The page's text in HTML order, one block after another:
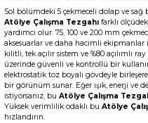
Sol bölümdeki 5 çekmeceli dolap ve
Atölye Çalışma Tezgahı farklı
yardımcı olur. 75, 100 ve 200 mm
aksesuarlar ve daha hacimli ekipmanlar
kilitli, tek açılır sistem ve %80 açılımlı ray
üzerinde güvenli ve kontrollü bir
elektrostatik toz boyalı gövdeyle
bir görünüm sunar. Eğer ışık, enerji ve
istiyorsanız, bu Atölye Çalışma
Yüksek verimlilik odaklı bu Atölye
hızlandırın.